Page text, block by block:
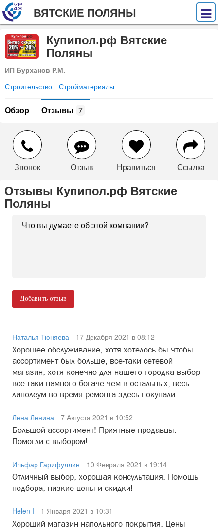
ВЯТСКИЕ ПОЛЯНЫ
Купипол.рф Вятские
Поляны
ИП Бурханов Р.М.
Строительство Стройматериалы
Обзор Отзывы 7
Звонок Отзыв Нравиться Ссылка
Отзывы Купипол.рф Вятские
Поляны
Добавить отзыв
Наталья Тюняева
17 Декабря 2021 в 08:12
Хорошее обслуживание, хотя хотелось бы чтобы
ассортимент был больше, все-таки сетевой
магазин, хотя конечно для нашего городка выбор
все-таки намного богаче чем в остальных, весь
линолеум во время ремонта здесь покупали
Лена Ленина
7 Августа 2021 в 10:52
Большой ассортимент! Приятные продавцы.
Помогли с выбором!
Ильфар Гарифуллин
10 Февраля 2021 в 19:14
Отличный выбор, хорошая консультация. Помощь
подбора, низкие цены и скидки!
Helen I
1 Января 2021 в 10:31
Хороший магазин напольного покрытия. Цены